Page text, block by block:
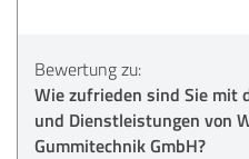
Bewertung zu:
Wie zufrieden sind Sie mit
und Dienstleistungen von
Gummitechnik GmbH?